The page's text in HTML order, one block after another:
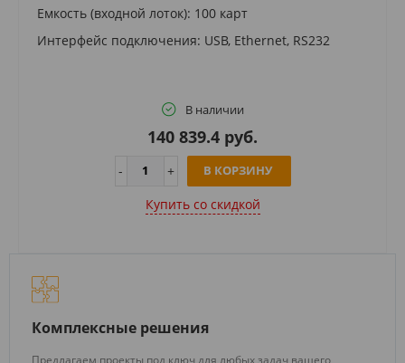
Емкость (входной лоток): 100 карт
Интерфейс подключения: USB, Ethernet, RS232
В наличии
140 839.4 руб.
В КОРЗИНУ
Купить cо скидкой
Комплексные решения
Предлагаем проекты под ключ для любых задач вашего